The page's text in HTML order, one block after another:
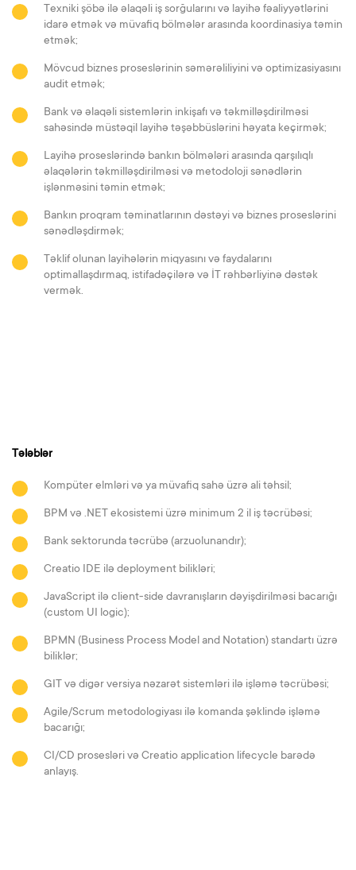
Texniki şöbə ilə əlaqəli iş sorğularını və layihə fəaliyyətlərini
idarə etmək və müvafiq bölmələr arasında koordinasiya təmin
etmək;
Mövcud biznes proseslərinin səmərəliliyini və optimizasiyasını
audit etmək;
Bank və əlaqəli sistemlərin inkişafı və təkmilləşdirilməsi
sahəsində müstəqil layihə təşəbbüslərini həyata keçirmək;
Layihə proseslərində bankın bölmələri arasında qarşılıqlı
əlaqələrin təkmilləşdirilməsi və metodoloji sənədlərin
işlənməsini təmin etmək;
Bankın proqram təminatlarının dəstəyi və biznes proseslərini
sənədləşdirmək;
Təklif olunan layihələrin miqyasını və faydalarını
optimallaşdırmaq, istifadəçilərə və İT rəhbərliyinə dəstək
vermək.
Tələblər
Kompüter elmləri və ya müvafiq sahə üzrə ali təhsil;
BPM və .NET ekosistemi üzrə minimum 2 il iş təcrübəsi;
Bank sektorunda təcrübə (arzuolunandır);
Creatio IDE ilə deployment bilikləri;
JavaScript ilə client-side davranışların dəyişdirilməsi bacarığı
(custom UI logic);
BPMN (Business Process Model and Notation) standartı üzrə
biliklər;
GIT və digər versiya nəzarət sistemləri ilə işləmə təcrübəsi;
Agile/Scrum metodologiyası ilə komanda şəklində işləmə
bacarığı;
CI/CD prosesləri və Creatio application lifecycle barədə
anlayış.